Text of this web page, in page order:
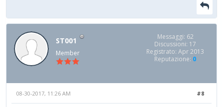
ST001
Member
Messaggi: 62
Discussioni: 17
Registrato: Apr 2013
Reputazione: 0
#8
08-30-2017, 11:26 AM